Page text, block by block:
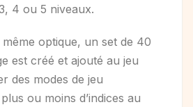
4 ou 5 niveaux.
optique, un set de 40
est créé et ajouté au jeu
des modes de jeu
ou moins d’indices au